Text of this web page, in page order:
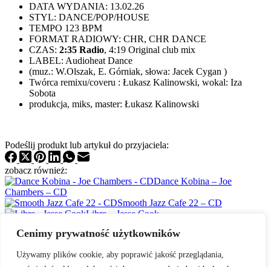
Cenimy prywatność użytkowników
Używamy plików cookie, aby poprawić jakość przeglądania,
DATA WYDANIA: 13.02.26
STYL: DANCE/POP/HOUSE
TEMPO 123 BPM
FORMAT RADIOWY: CHR, CHR DANCE
CZAS: 2:35 Radio, 4:19 Original club mix
LABEL: Audioheat Dance
(muz.: W.Olszak, E. Górniak, słowa: Jacek Cygan )
Twórca remixu/coveru : Łukasz Kalinowski, wokal: Iza
Sobota
produkcja, miks, master: Łukasz Kalinowski
Podeślij produkt lub artykuł do przyjaciela:
zobacz również:
Dance Kobina – Joe
Chambers – CD
Smooth Jazz Cafe 22 – CD
Libre – Jesse Cook
Polityka prywatności
Czemu my?